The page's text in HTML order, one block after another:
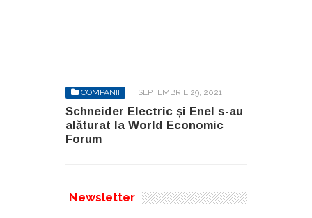
COMPANII SEPTEMBRIE 29, 2021
Schneider Electric și Enel s-au
alăturat la World Economic
Forum
Newsletter